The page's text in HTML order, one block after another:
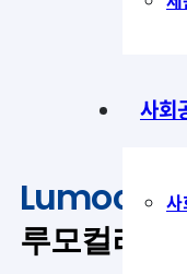
사회
사
루모컬러